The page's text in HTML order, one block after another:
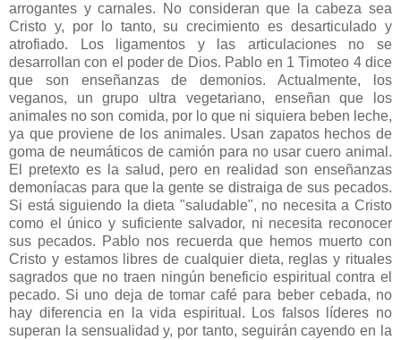
arrogantes y carnales. No consideran que la cabeza sea
Cristo y, por lo tanto, su crecimiento es desarticulado y
atrofiado. Los ligamentos y las articulaciones no se
desarrollan con el poder de Dios. Pablo en 1 Timoteo 4 dice
que son enseñanzas de demonios. Actualmente, los
veganos, un grupo ultra vegetariano, enseñan que los
animales no son comida, por lo que ni siquiera beben leche,
ya que proviene de los animales. Usan zapatos hechos de
goma de neumáticos de camión para no usar cuero animal.
El pretexto es la salud, pero en realidad son enseñanzas
demoníacas para que la gente se distraiga de sus pecados.
Si está siguiendo la dieta "saludable", no necesita a Cristo
como el único y suficiente salvador, ni necesita reconocer
sus pecados. Pablo nos recuerda que hemos muerto con
Cristo y estamos libres de cualquier dieta, reglas y rituales
sagrados que no traen ningún beneficio espiritual contra el
pecado. Si uno deja de tomar café para beber cebada, no
hay diferencia en la vida espiritual. Los falsos líderes no
superan la sensualidad y, por tanto, seguirán cayendo en la